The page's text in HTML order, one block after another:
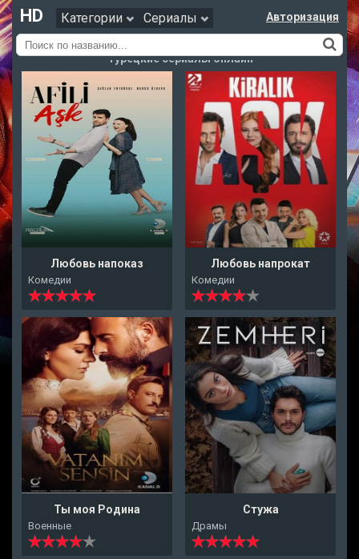
HD Категории Сериалы Авторизация
Турецкие сериалы онлайн
Любовь напоказ
Комедии
Любовь напрокат
Комедии
Ты моя Родина
Военные
Стужа
Драмы